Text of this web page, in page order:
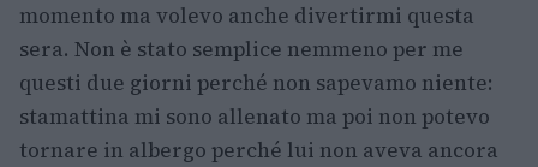
momento ma volevo anche divertirmi questa
sera. Non è stato semplice nemmeno per me
questi due giorni perché non sapevamo niente:
stamattina mi sono allenato ma poi non potevo
tornare in albergo perché lui non aveva ancora